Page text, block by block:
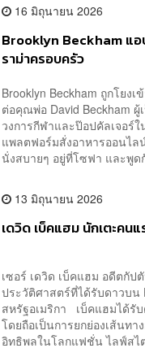
16 มิถุนายน 2026
Brooklyn Beckham แ
ราม่าครอบครัว
Brooklyn Beckham ถูกโยง
ต่อคุณพ่อ David Beckham
วงการกีฬาและป๊อปคัลเจอ
แพลตฟอร์มสั่งอาหารออนไล
นั่งสบายๆ อยู่ที่โซฟา และพูด
13 มิถุนายน 2026
เดวิด เบ็คแฮม นักเตะคน
เซอร์ เดวิด เบ็คแฮม อดีตกั
ประวัติศาสตร์ที่ได้รับดาวบน
สหรัฐอเมริกา เบ็คแฮมได้รั
โดยถือเป็นการยกย่องเส้นท
อิทธิพลในโลกแฟชั่น ไลฟ์ส